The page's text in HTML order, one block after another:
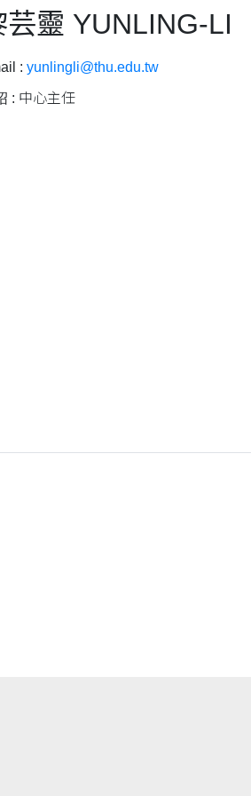
芸靈 YUNLING-LI
: yunlingli@thu.edu.tw
: 中心主任